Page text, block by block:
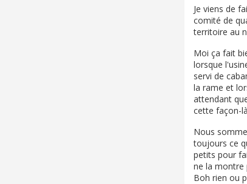
Je viens de
comité de
territoire au
Moi ça fait
lorsque
servi de
la rame et
attendant
cette façon-
Nous
toujours ce
petits pour
ne la montre
Boh rien ou